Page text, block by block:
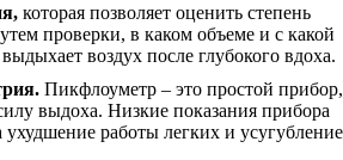
которая позволяет оценить степень
проверки, в каком объеме и с какой
воздух после глубокого вдоха.
Пикфлоуметр – это простой прибор,
выдоха. Низкие показания прибора
ухудшение работы легких и усугубление